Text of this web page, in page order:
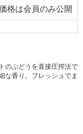
格は会員のみ公開
のぶどうを直接圧搾法で
な香り。フレッシュでま
ー。1992年からぶど
っている30年を越える